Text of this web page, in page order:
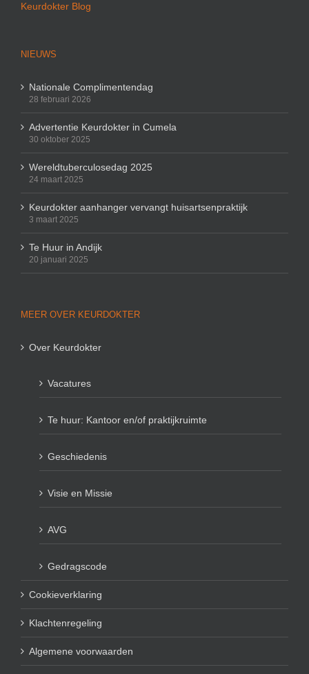
Keurdokter Blog
NIEUWS
Nationale Complimentendag
28 februari 2026
Advertentie Keurdokter in Cumela
30 oktober 2025
Wereldtuberculosedag 2025
24 maart 2025
Keurdokter aanhanger vervangt huisartsenpraktijk
3 maart 2025
Te Huur in Andijk
20 januari 2025
MEER OVER KEURDOKTER
Over Keurdokter
Vacatures
Te huur: Kantoor en/of praktijkruimte
Geschiedenis
Visie en Missie
AVG
Gedragscode
Cookieverklaring
Klachtenregeling
Algemene voorwaarden